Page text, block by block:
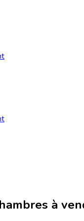
à